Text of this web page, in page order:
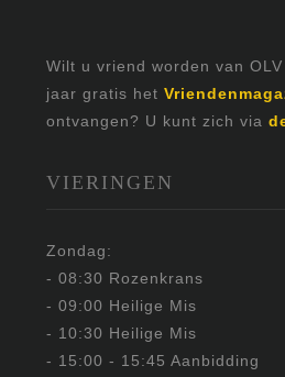
Wilt u vriend worden van
jaar gratis het
ontvangen? U kunt zich via
VIERINGEN
Zondag:
- 08:30 Rozenkrans
- 09:00 Heilige Mis
- 10:30 Heilige Mis
- 15:00 - 15:45 Aanbidding